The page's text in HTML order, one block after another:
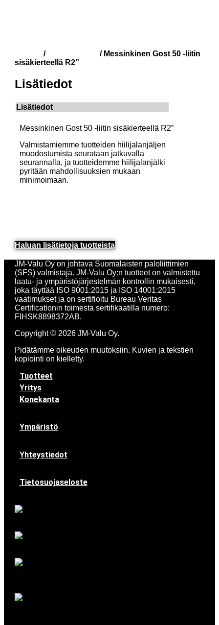
/
/ Messinkinen Gost 50 -liitin
sisäkierteellä R2”
Lisätiedot
Lisätiedot
Messinkinen Gost 50 -liitin sisäkierteellä R2”
Valmistamiemme tuotteiden hiilijalanjäljen
muodostumista seurataan jatkuvalla
seurannalla, ja tuotteidemme hiilijalanjälki
pyritään mahdollisuuksien mukaan
minimoimaan.
Haluan lisätietoja tuotteista​
JM-Valu Oy on johtava Suomalaisten paloliittimien
(SFS) valmistaja. JM-Valu Oy:n tuotteet on valmistettu
laatu- ja ympäristöjärjestelmän kontrollin mukaisesti,
joka täyttää ISO 9001:2015 ja ISO 14001:2015
vaatimukset ja on sertifioitu Bureau Veritas
Certificationin toimesta sertifikaatilla numero:
FIHSK8898372AB.
Copyright © 2026 JM-Valu Oy.
Pidätämme oikeuden muutoksiin. Kuvien ja tekstien
kopiointi on kielletty.
Tuotteet
Yritys
Konekanta
Ympäristö
Yhteystiedot
Tietosuojaseloste